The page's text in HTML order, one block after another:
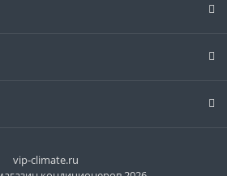
vip-climate.ru